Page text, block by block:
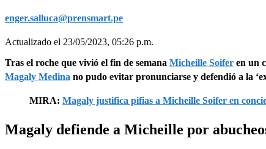
enger.salluca@prensmart.pe
Actualizado el 23/05/2023, 05:26 p.m.
Tras el roche que vivió el fin de semana Micheille Soifer en un
Magaly Medina no pudo evitar pronunciarse y defendió a la
MIRA: Magaly justifica pifias a Micheille Soifer en
Magaly defiende a Micheille por